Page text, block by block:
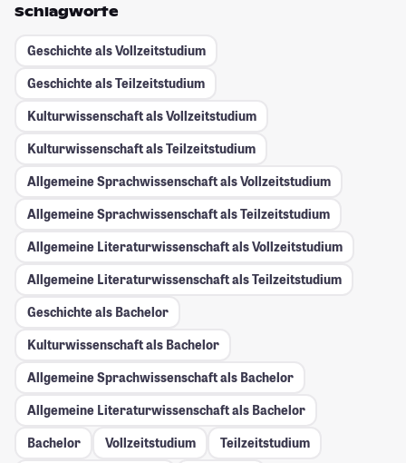
Schlagworte
Geschichte als Vollzeitstudium
Geschichte als Teilzeitstudium
Kulturwissenschaft als Vollzeitstudium
Kulturwissenschaft als Teilzeitstudium
Allgemeine Sprachwissenschaft als Vollzeitstudium
Allgemeine Sprachwissenschaft als Teilzeitstudium
Allgemeine Literaturwissenschaft als Vollzeitstudium
Allgemeine Literaturwissenschaft als Teilzeitstudium
Geschichte als Bachelor
Kulturwissenschaft als Bachelor
Allgemeine Sprachwissenschaft als Bachelor
Allgemeine Literaturwissenschaft als Bachelor
Bachelor
Vollzeitstudium
Teilzeitstudium